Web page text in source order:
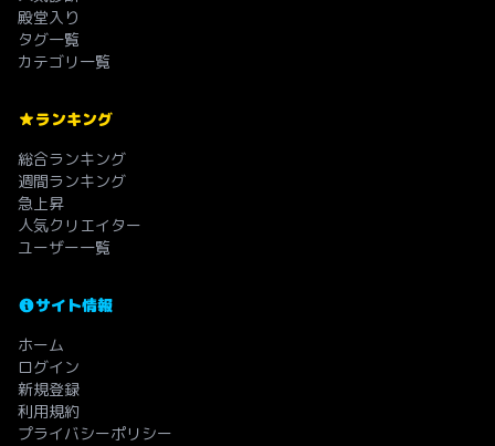
殿堂入り
タグ一覧
カテゴリ一覧
ランキング
総合ランキング
週間ランキング
急上昇
人気クリエイター
ユーザー一覧
サイト情報
ホーム
ログイン
新規登録
利用規約
プライバシーポリシー